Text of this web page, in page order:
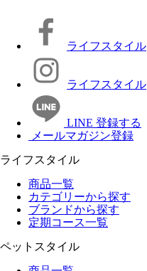
ライフスタイル
ライフスタイル
LINE 登録する
メールマガジン登録
ライフスタイル
商品一覧
カテゴリーから探す
ブランドから探す
定期コース一覧
ペットスタイル